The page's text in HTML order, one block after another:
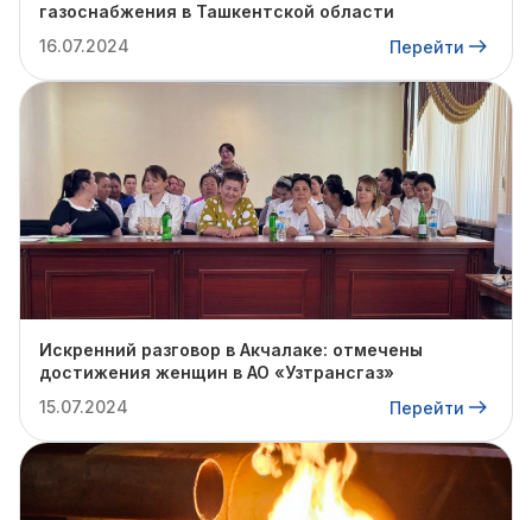
газоснабжения в Ташкентской области
16.07.2024
Перейти
Искренний разговор в Акчалаке: отмечены
достижения женщин в АО «Узтрансгаз»
15.07.2024
Перейти